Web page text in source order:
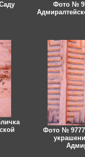
Фото №
Фото №